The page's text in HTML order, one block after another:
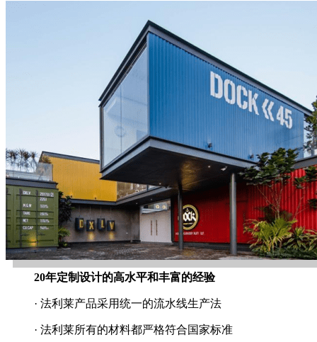
20年定制设计的高水平和丰富的经验
· 法利莱产品采用统一的流水线生产法
· 法利莱所有的材料都严格符合国家标准